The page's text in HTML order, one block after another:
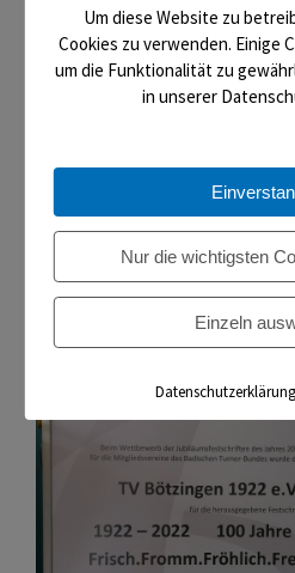
Freunde und Gönner brachte
TVB zusammen. Über die
konnten von den Scheinen
Ausstattungen, Materialien für
unsere Jüngsten eine
herzliches Dankeschön im
1. Vorsitzender
Read More
Um diese Website zu
Cookies zu verwenden. Einige
um die Funktionalität zu
in unserer
Nur die wichtigsten
Einzeln
Datenschutzerklärung